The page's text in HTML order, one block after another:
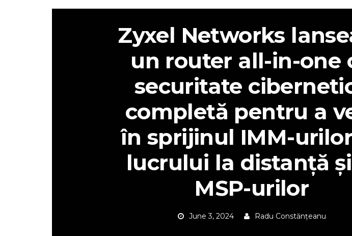
Zyxel Networks
un router all-in-one
securitate
completă pentru a
în sprijinul IMM-
lucrului la distanță
MSP-urilor
June 3, 2024 Radu Constănțeanu